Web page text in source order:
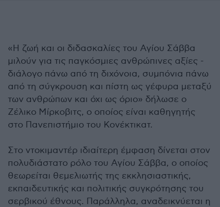
«Η ζωή και οι διδασκαλίες του Αγίου Σάββα
μιλούν για τις παγκόσμιες ανθρώπινες αξίες -
διάλογο πάνω από τη διχόνοια, συμπόνια πάνω
από τη σύγκρουση και πίστη ως γέφυρα μεταξύ
των ανθρώπων και όχι ως όριο» δήλωσε ο
Ζέλικο Μίρκοβιτς, ο οποίος είναι καθηγητής
στο Πανεπιστήμιο του Κονέκτικατ.
Στο ντοκιμαντέρ ιδιαίτερη έμφαση δίνεται στον
πολυδιάστατο ρόλο του Αγίου Σάββα, ο οποίος
θεωρείται θεμελιωτής της εκκλησιαστικής,
εκπαιδευτικής και πολιτικής συγκρότησης του
σερβικού έθνους. Παράλληλα, αναδεικνύεται η